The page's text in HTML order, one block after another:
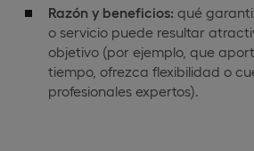
Razón y beneficios: qué
o servicio puede resultar
objetivo (por ejemplo, que
tiempo, ofrezca flexibilidad o
profesionales expertos).